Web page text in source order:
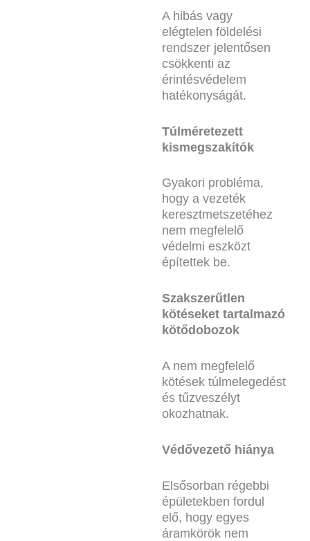
A hibás vagy
elégtelen földelési
rendszer jelentősen
csökkenti az
érintésvédelem
hatékonyságát.
Túlméretezett
kismegszakítók
Gyakori probléma,
hogy a vezeték
keresztmetszetéhez
nem megfelelő
védelmi eszközt
építettek be.
Szakszerűtlen
kötéseket tartalmazó
kötődobozok
A nem megfelelő
kötések túlmelegedést
és tűzveszélyt
okozhatnak.
Védővezető hiánya
Elsősorban régebbi
épületekben fordul
elő, hogy egyes
áramkörök nem